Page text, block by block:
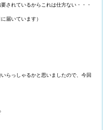
されているからこれは仕方ない・・・
届いています）
らっしゃるかと思いましたので、今回